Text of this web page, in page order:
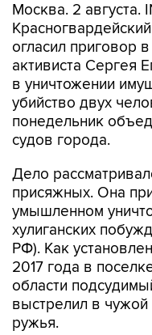
Москва. 2 августа.
огласил приговор
активиста Сергея
в уничтожении
убийство двух
понедельник
судов города.
Дело
присяжных. Она
умышленном
хулиганских
РФ). Как
2017 года в
области
выстрелил в чужой
ружья.